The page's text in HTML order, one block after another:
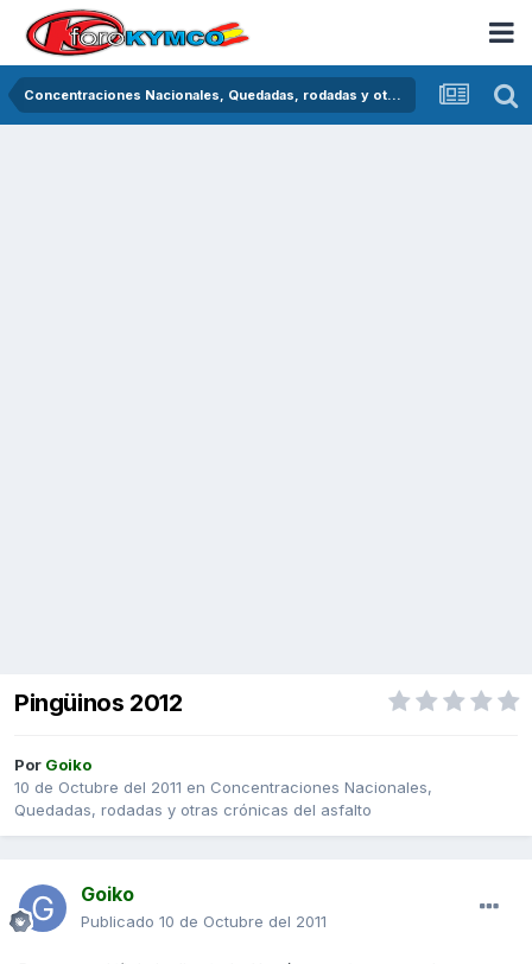
Concentraciones Nacionales, Quedadas, rodadas y otras crónicas del asfalto
Pingüinos 2012
Por Goiko
10 de Octubre del 2011 en Concentraciones Nacionales,
Quedadas, rodadas y otras crónicas del asfalto
Goiko
Publicado 10 de Octubre del 2011